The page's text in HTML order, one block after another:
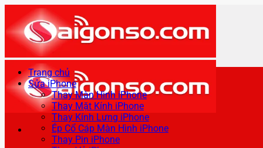
qua
nội
dung
Trang chủ
Sửa iPhone
Thay Màn Hình iPhone
Thay Mặt Kính iPhone
Thay Kính Lưng iPhone
Ép Cổ Cáp Màn Hình iPhone
Thay Pin iPhone